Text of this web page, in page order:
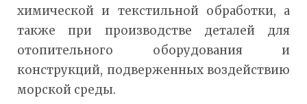
химической и текстильной обработки, а
также при производстве деталей для
отопительного оборудования и
конструкций, подверженных воздействию
морской среды.